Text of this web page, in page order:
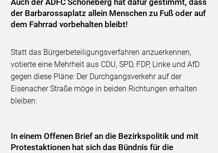
Auch der ADFC Schöneberg hat dafür gestimmt, dass
der Barbarossaplatz allein Menschen zu Fuß oder auf
dem Fahrrad vorbehalten bleibt!
Statt das Bürgerbeteiligungsverfahren anzuerkennen,
votierte eine Mehrheit aus CDU, SPD, FDP, Linke und AfD
gegen diese Pläne: Der Durchgangsverkehr auf der
Eisenacher Straße möge in beiden Richtungen erhalten
bleiben.
In einem Offenen Brief an die Bezirkspolitik und mit
Protestaktionen hat sich das Bündnis für die